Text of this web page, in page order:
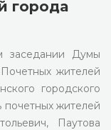
города
заседании Думы
жителей
городского
почетных жителей
Паутова